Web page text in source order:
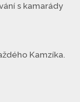
s kamarády
Kamzíka.